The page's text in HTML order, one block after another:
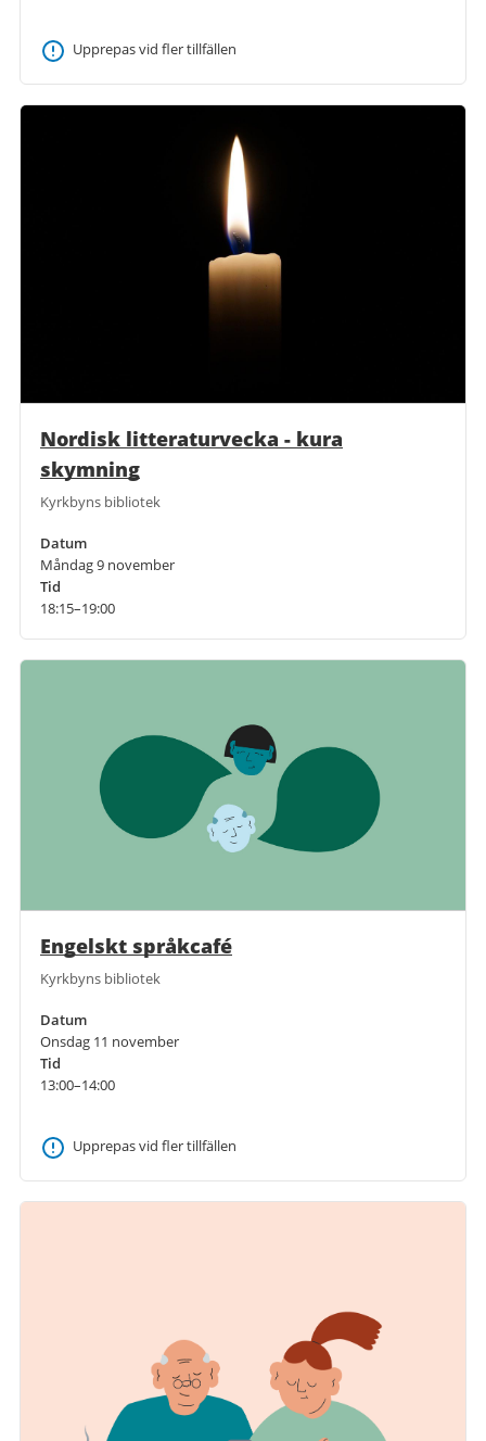
Upprepas vid fler tillfällen
Nordisk litteraturvecka - kura
skymning
Kyrkbyns bibliotek
Datum
Måndag 9 november
Tid
18:15–19:00
Engelskt språkcafé
Kyrkbyns bibliotek
Datum
Onsdag 11 november
Tid
13:00–14:00
Upprepas vid fler tillfällen